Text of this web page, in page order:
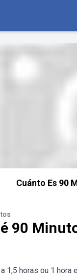
Cuánto Es 90
90
1,5 horas ou 1